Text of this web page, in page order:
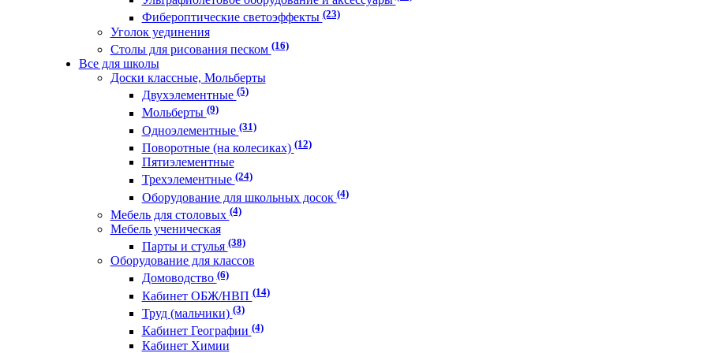
Фибероптические светоэффекты(23)
Уголок уединения
Столы для рисования песком(16)
Все для школы
Доски классные, Мольберты
Двухэлементные(5)
Мольберты(9)
Одноэлементные(31)
Поворотные (на колесиках)(12)
Пятиэлементные
Трехэлементные(24)
Оборудование для школьных досок(4)
Мебель для столовых(4)
Мебель ученическая
Парты и стулья(38)
Оборудование для классов
Домоводство(6)
Кабинет ОБЖ/НВП(14)
Труд (мальчики)(3)
Кабинет Географии(4)
Кабинет Химии